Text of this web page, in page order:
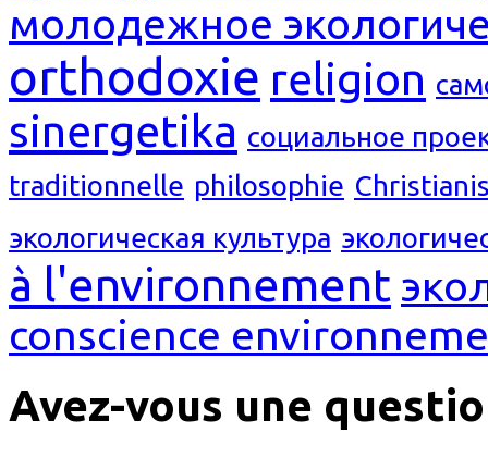
молодежное
orthodoxie religion
sinergetika социальное
traditionnelle philosophie
экологическая культура
à l'environnement
conscience
Avez-vous une